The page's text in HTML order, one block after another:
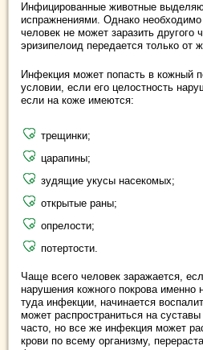
Инфицированные животные
испражнениями. Однако необходимо
человек не может заразить другого
эризипелоид передается только от
Инфекция может попасть в кожный
условии, если его целостность
если на коже имеются:
трещинки;
царапины;
зудящие укусы насекомых;
открытые раны;
опрелости;
потертости.
Чаще всего человек заражается,
нарушения кожного покрова именно
туда инфекции, начинается
может распространиться на
часто, но все же инфекция может
крови по всему организму,